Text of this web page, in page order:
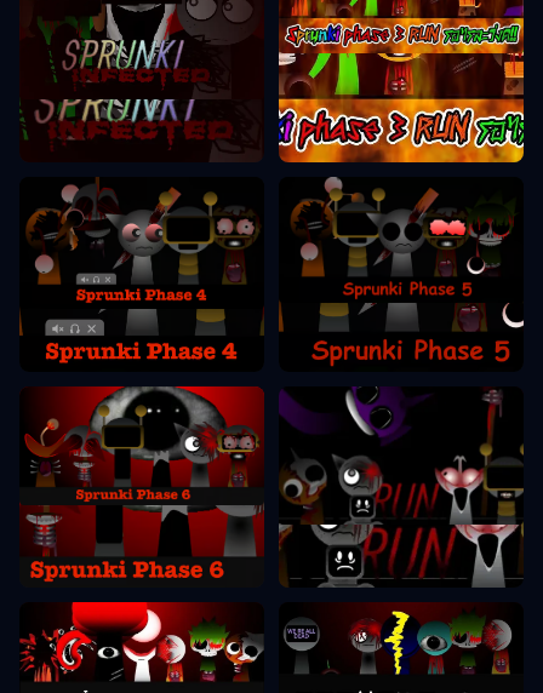
Sprunki faza 2
Sprunki faza 3
Sprunki faza 4 Sprunki faza 5
Sprunki faza 6
Sprunki faza 7